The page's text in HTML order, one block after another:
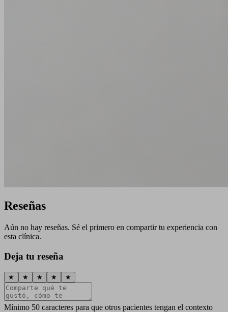
Reseñas
Aún no hay reseñas. Sé el primero en compartir tu experiencia con
esta clínica.
Deja tu reseña
★ ★ ★ ★ ★
Mínimo 50 caracteres para que otros pacientes tengan el contexto